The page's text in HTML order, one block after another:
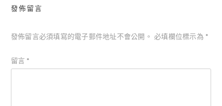
發佈留言
發佈留言必須填寫的電子郵件地址不會公開。 必填欄位標示為*
留言 *